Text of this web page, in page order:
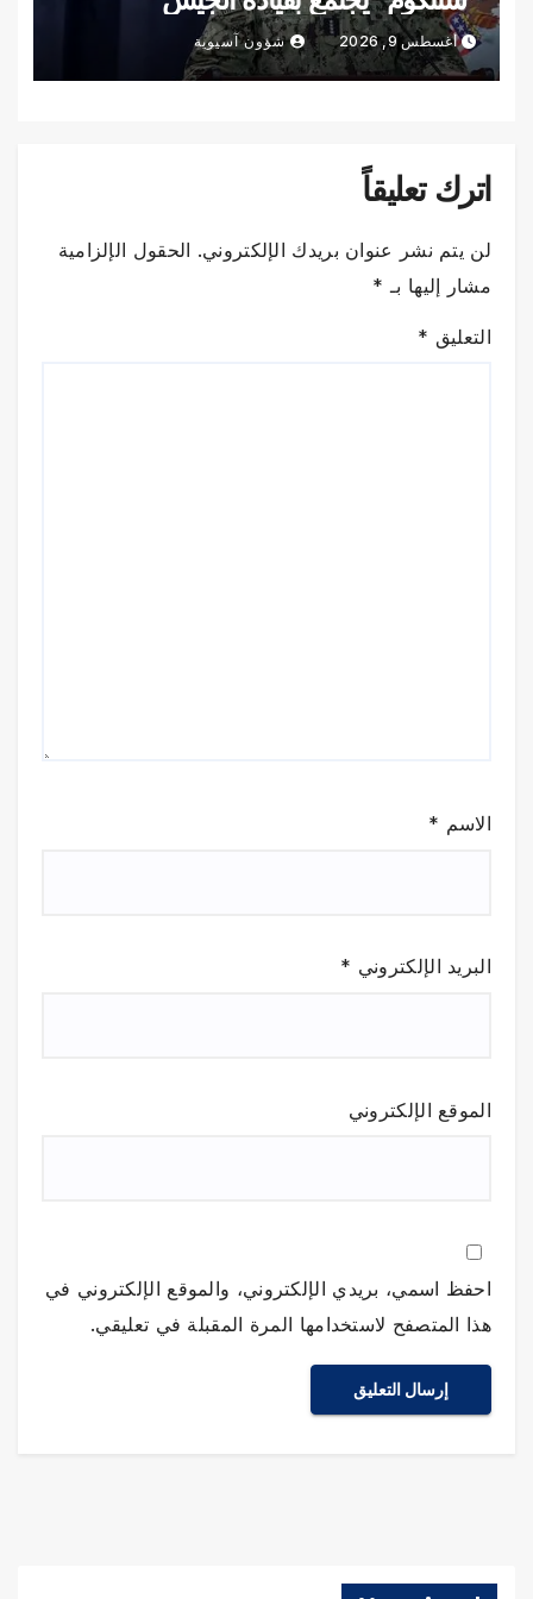
الإسرائيلي
أغسطس 9, 2026 شؤون آسيوية
اترك تعليقاً
لن يتم نشر عنوان بريدك الإلكتروني. الحقول الإلزامية
مشار إليها بـ *
التعليق *
الاسم *
البريد الإلكتروني *
الموقع الإلكتروني
احفظ اسمي، بريدي الإلكتروني، والموقع الإلكتروني في
هذا المتصفح لاستخدامها المرة المقبلة في تعليقي.